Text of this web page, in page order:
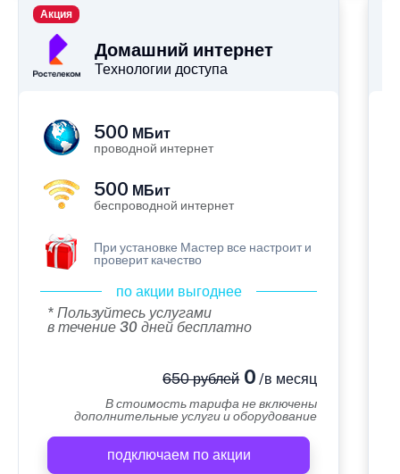
Домашний интернет
Технологии доступа
Акция
500 МБит
проводной интернет
500 МБит
беспроводной интернет
При установке Мастер все настроит и
проверит качество
по акции выгоднее
* Пользуйтесь услугами
в течение 30 дней бесплатно
650 рублей0 /в месяц
В стоимость тарифа не включены
дополнительные услуги и оборудование
подключаем по акции